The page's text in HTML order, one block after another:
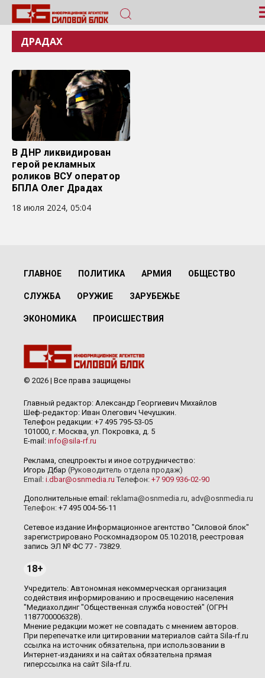
ДРАДАХ
В ДНР ликвидирован
герой рекламных
роликов ВСУ оператор
БПЛА Олег Драдах
18 июля 2024, 05:04
ГЛАВНОЕ ПОЛИТИКА АРМИЯ ОБЩЕСТВО
СЛУЖБА ОРУЖИЕ ЗАРУБЕЖЬЕ
ЭКОНОМИКА ПРОИСШЕСТВИЯ
© 2026 | Все права защищены
Главный редактор: Александр Георгиевич Михайлов
Шеф-редактор: Иван Олегович Чечушкин.
Телефон редакции: +7 495 795-53-05
101000, г. Москва, ул. Покровка, д. 5
E-mail: info@sila-rf.ru
Реклама, спецпроекты и иное сотрудничество:
Игорь Дбар (Руководитель отдела продаж)
Email: i.dbar@osnmedia.ru Телефон: +7 909 936-02-90
Дополнительные email: reklama@osnmedia.ru, adv@osnmedia.ru
Телефон: +7 495 004-56-11
Сетевое издание Информационное агентство "Силовой блок"
зарегистрировано Роскомнадзором 05.10.2018, реестровая
запись ЭЛ № ФС 77 - 73829.
18+
Учредитель: Автономная некоммерческая организация
содействия информированию и просвещению населения
"Медиахолдинг "Общественная служба новостей" (ОГРН
1187700006328).
Мнение редакции может не совпадать с мнением авторов.
При перепечатке или цитировании материалов сайта Sila-rf.ru
ссылка на источник обязательна, при использовании в
Интернет-изданиях и на сайтах обязательна прямая
гиперссылка на сайт Sila-rf.ru.